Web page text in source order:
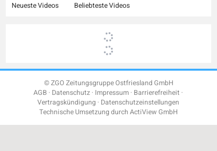
Neueste Videos Beliebteste Videos
© ZGO Zeitungsgruppe Ostfriesland GmbH
AGB Datenschutz Impressum Barrierefreiheit
Vertragskündigung Datenschutzeinstellungen
Technische Umsetzung durchActiView GmbH